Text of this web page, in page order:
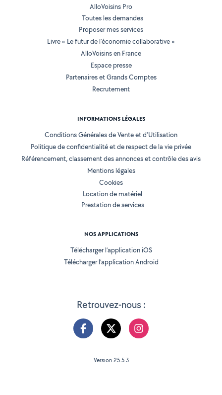
Retrouvez-nous :
AlloVoisins Pro
Toutes les demandes
Proposer mes services
Livre « Le futur de l'économie collaborative »
AlloVoisins en France
Espace presse
Partenaires et Grands Comptes
Recrutement
INFORMATIONS LÉGALES
Conditions Générales de Vente et d'Utilisation
Politique de confidentialité et de respect de la vie privée
Référencement, classement des annonces et contrôle des avis
Mentions légales
Cookies
Location de matériel
Prestation de services
NOS APPLICATIONS
Télécharger l’application iOS
Télécharger l’application Android
Version 25.5.3